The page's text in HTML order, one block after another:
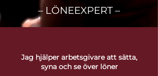
– LÖNEEXPERT –
Jag hjälper arbetsgivare att sätta,
syna och se över löner